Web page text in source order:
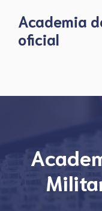
content
Academia
oficial